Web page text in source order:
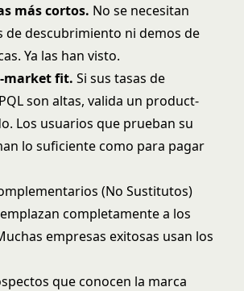
más cortos. No se necesitan
de descubrimiento ni demos de
Ya las han visto.
market fit. Si sus tasas de
son altas, valida un product-
Los usuarios que prueban su
lo suficiente como para pagar
(No Sustitutos)
completamente a los
empresas exitosas usan los
que conocen la marca